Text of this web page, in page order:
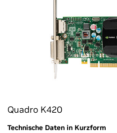
Quadro K420
Technische Daten in Kurzform